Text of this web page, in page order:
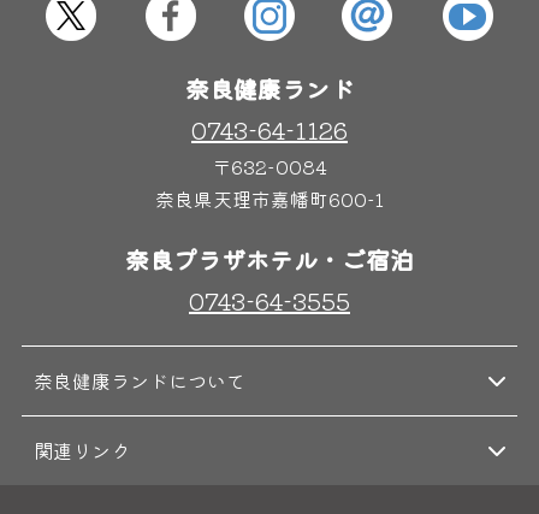
その他施設 ご宿泊
奈良健康ランド
0743-64-1126
〒632-0084
奈良県天理市嘉幡町600-1
奈良プラザホテル・ご宿泊
0743-64-3555
奈良健康ランドについて
関連リンク